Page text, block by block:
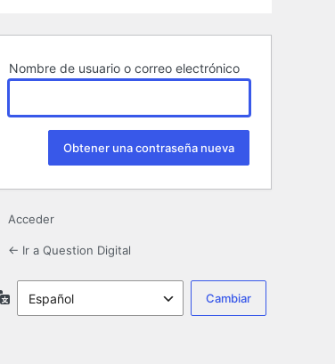
Nombre de usuario o correo electrónico
Acceder
← Ir a Question Digital
Idioma